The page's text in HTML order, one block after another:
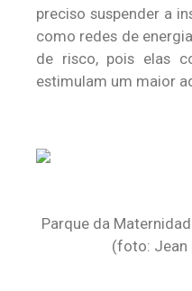
preciso suspender a
como redes de
de risco, pois elas
estimulam um maior
Parque da
(foto: Jean